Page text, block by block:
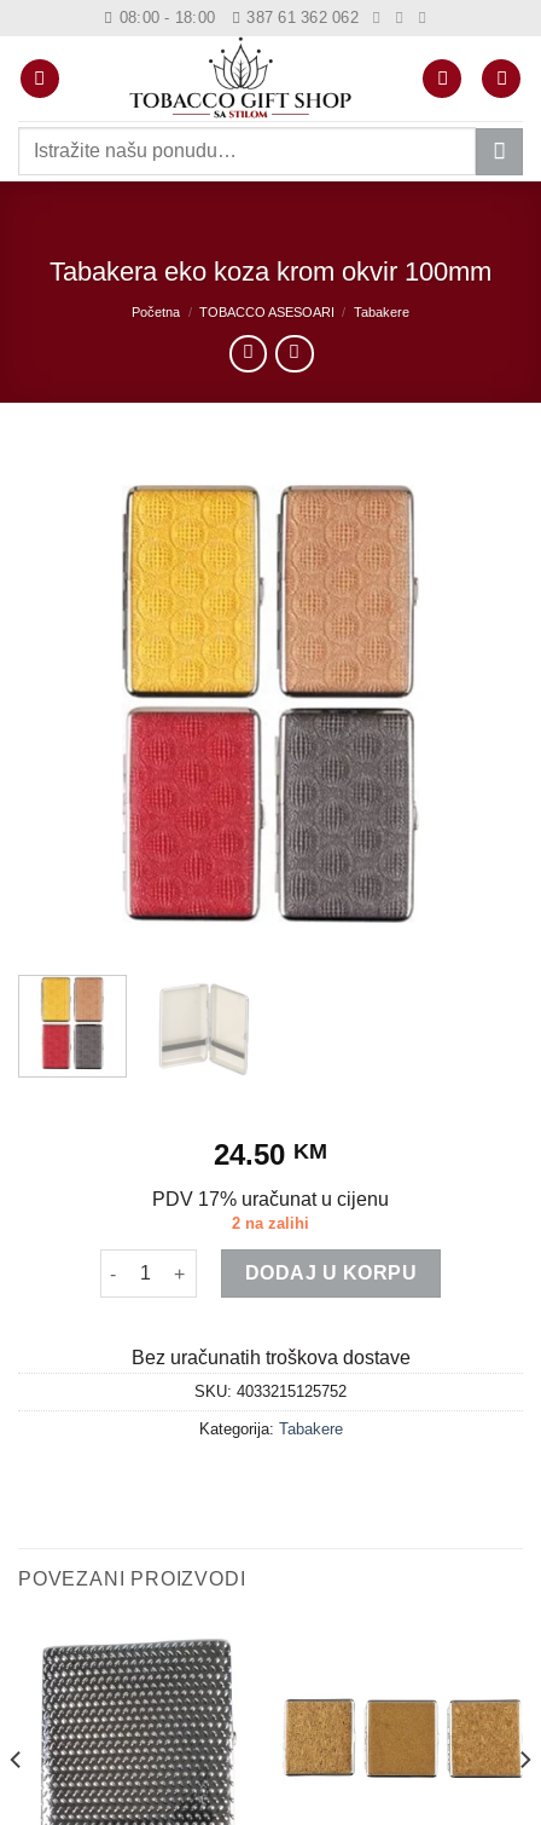
content
08:00 - 18:00 387 61 362 062
Pretraži:
Tabakera eko koza krom okvir 100mm
Početna / TOBACCO ASESOARI / Tabakere
24.50 KM
PDV 17% uračunat u cijenu
2 na zalihi
Tabakera eko koza krom okvir 100mm količina
DODAJ U KORPU
Bez uračunatih troškova dostave
SKU: 4033215125752
Kategorija: Tabakere
POVEZANI PROIZVODI